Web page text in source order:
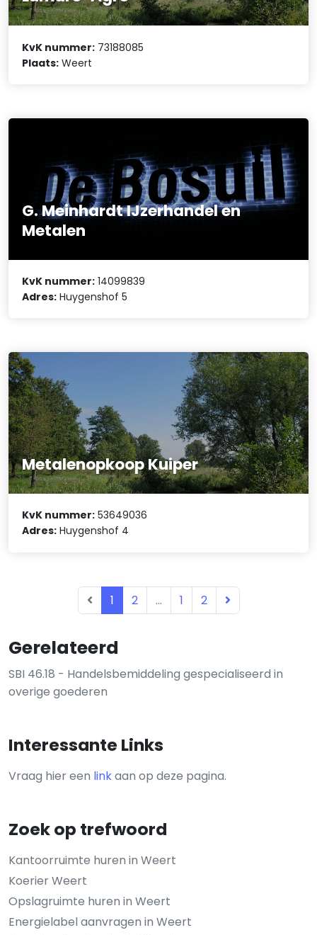
Gerelateerd
SBI 46.18 - Handelsbemiddeling gespecialiseerd in
overige goederen
Interessante Links
Vraag hier een linkaan op deze pagina.
Zoek op trefwoord
Kantoorruimte huren in Weert
Koerier Weert
Opslagruimte huren in Weert
Energielabel aanvragen in Weert
KvK nummer: 73188085
Plaats: Weert
G. Meinhardt IJzerhandel en
Metalen
KvK nummer: 14099839
Adres: Huygenshof 5
Metalenopkoop Kuiper
KvK nummer: 53649036
Adres: Huygenshof 4
1 2 ... 1 2